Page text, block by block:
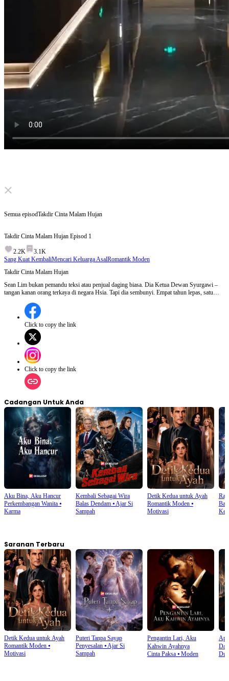
Click to unmute
Semua episodTakdir Cinta Malam Hujan
Takdir Cinta Malam Hujan Episod 1
2.2K
3.1K
Sang Kuat KembaliMencari Keluarga AsalRomantik Moden
Takdir Cinta Malam Hujan
Sean Lim bukan pemandu teksi atau penjual daging biasa. Dia Ketua Dewan Syurgawi –
tangan kanan orang terkaya di negara Hsia. Tapi dia sembunyi. Empat tahun lepas, satu
rahsia. Kini Audrey muncul dengan seorang anak kecil, Joy Sim – dan kata Joy anak Sean.
Audrey genggam lengan Sean terus ke jabatan pendaftaran. Sean terkedu. Dia tak lari. Tapi
siapa tahu... Joy mirip dia?
Click to copy the link
Click to copy the link
Cadangan Untuk Anda
Aku Bina, Aku Hancur
Perkembangan Wanita ⦁
Karma
Kembali Sebagai Wira
Balas Dendam⦁Ajar Si
Sampah
Detik Kedua untuk Ayah
Romantik Moden⦁
Motivasi
Saranan Terbaru
Detik Kedua untuk Ayah
Romantik Moden ⦁
Motivasi
Puteri Tanpa Sayap
Penyesalan⦁Ajar Si
Sampah
Pengantin Lari, Aku
Kahwin Ayahnya
Cinta Paksa⦁ Moden
Api